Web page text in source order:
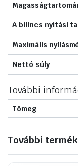
A bilincs nyitási
Maximális
Nettó súly
További
Tömeg
További